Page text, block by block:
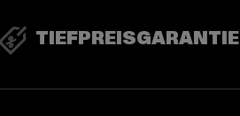
TIEFPREISGARANTIE